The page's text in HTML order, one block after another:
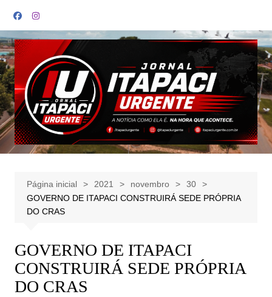
para
o
conteúdo
Página inicial 2021 novembro
30
GOVERNO DE ITAPACI CONSTRUIRÁ SEDE PRÓPRIA
DO CRAS
GOVERNO DE ITAPACI
CONSTRUIRÁ SEDE PRÓPRIA
DO CRAS